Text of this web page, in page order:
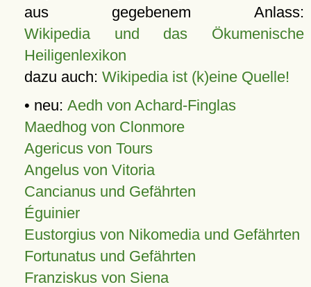
aus gegebenem Anlass:
Wikipedia und das Ökumenische
Heiligenlexikon
dazu auch: Wikipedia ist (k)eine Quelle!
• neu: Aedh von Achard-Finglas
Maedhog von Clonmore
Agericus von Tours
Angelus von Vitoria
Cancianus und Gefährten
Éguinier
Eustorgius von Nikomedia und Gefährten
Fortunatus und Gefährten
Franziskus von Siena